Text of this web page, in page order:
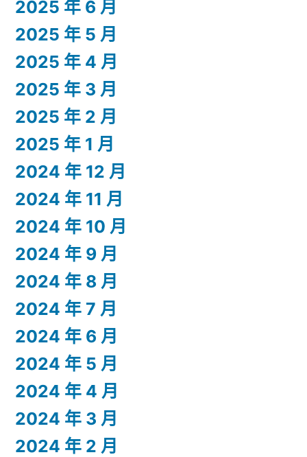
2025 年 6 月
2025 年 5 月
2025 年 4 月
2025 年 3 月
2025 年 2 月
2025 年 1 月
2024 年 12 月
2024 年 11 月
2024 年 10 月
2024 年 9 月
2024 年 8 月
2024 年 7 月
2024 年 6 月
2024 年 5 月
2024 年 4 月
2024 年 3 月
2024 年 2 月